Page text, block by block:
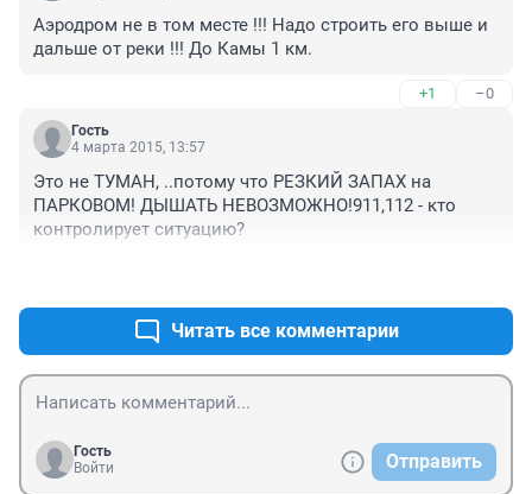
Аэродром не в том месте !!! Надо строить его выше и
дальше от реки !!! До Камы 1 км.
+1 –0
Гость
4 марта 2015, 13:57
Это не ТУМАН, ..потому что РЕЗКИЙ ЗАПАХ на
ПАРКОВОМ! ДЫШАТЬ НЕВОЗМОЖНО!911,112 - кто
контролирует ситуацию?
Читать все комментарии
Гость
Войти
Отправить